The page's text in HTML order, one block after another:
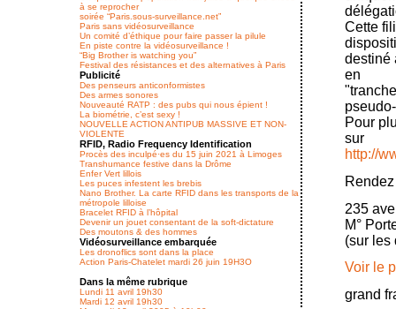
Cette
destiné
en
Pour
sur
http://
235
M°
(sur les
Voir le
grand
à se reprocher
soirée “Paris.sous-surveillance.net”
Paris sans vidéosurveillance
Un comité d’éthique pour faire passer la pilule
En piste contre la vidéosurveillance !
“Big Brother is watching you”
Festival des résistances et des alternatives à Paris
Publicité
Des penseurs anticonformistes
Des armes sonores
Nouveauté RATP : des pubs qui nous épient !
La biométrie, c’est sexy !
NOUVELLE ACTION ANTIPUB MASSIVE ET NON-
VIOLENTE
RFID, Radio Frequency Identification
Procès des inculpé·es du 15 juin 2021 à Limoges
Transhumance festive dans la Drôme
Enfer Vert lillois
Les puces infestent les brebis
Nano Brother. La carte RFID dans les transports de la
métropole lilloise
Bracelet RFID à l’hôpital
Devenir un jouet consentant de la soft-dictature
Des moutons & des hommes
Vidéosurveillance embarquée
Les dronoflics sont dans la place
Action Paris-Chatelet mardi 26 juin 19H3O
Dans la même rubrique
Lundi 11 avril 19h30
Mardi 12 avril 19h30